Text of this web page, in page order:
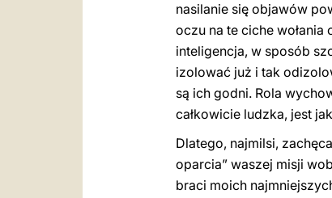
nasilanie się objawów
oczu na te ciche
inteligencja, w sposób
izolować już i tak
są ich godni. Rola
całkowicie ludzka, jest
Dlatego, najmilsi,
oparcia” waszej misji
braci moich